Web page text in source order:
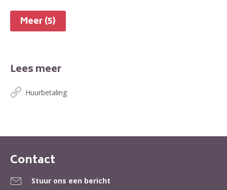
Meer (5)
Lees meer
Huurbetaling
Contactinformatie
Contact
Stuur ons een bericht